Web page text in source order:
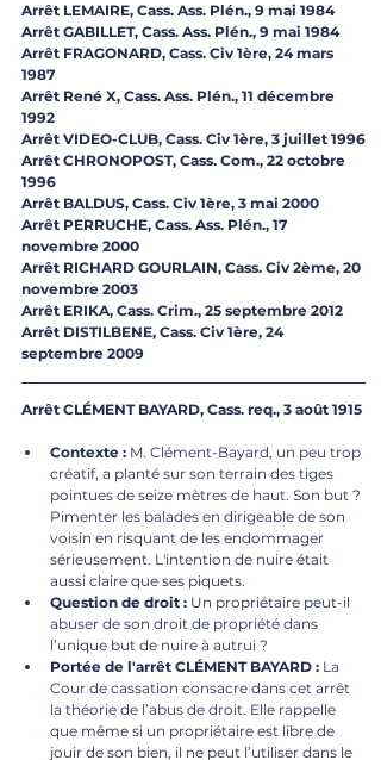
Arrêt LEMAIRE, Cass. Ass. Plén., 9 mai 1984
Arrêt GABILLET, Cass. Ass. Plén., 9 mai 1984
Arrêt FRAGONARD, Cass. Civ 1ère, 24 mars
1987
Arrêt René X, Cass. Ass. Plén., 11 décembre
1992
Arrêt VIDEO-CLUB, Cass. Civ 1ère, 3 juillet 1996
Arrêt CHRONOPOST, Cass. Com., 22 octobre
1996
Arrêt BALDUS, Cass. Civ 1ère, 3 mai 2000
Arrêt PERRUCHE, Cass. Ass. Plén., 17
novembre 2000
Arrêt RICHARD GOURLAIN, Cass. Civ 2ème, 20
novembre 2003
Arrêt ERIKA, Cass. Crim., 25 septembre 2012
Arrêt DISTILBENE, Cass. Civ 1ère, 24
septembre 2009
Arrêt CLÉMENT BAYARD, Cass. req., 3 août 1915
Contexte : M. Clément-Bayard, un peu trop
créatif, a planté sur son terrain des tiges
pointues de seize mètres de haut. Son but ?
Pimenter les balades en dirigeable de son
voisin en risquant de les endommager
sérieusement. L'intention de nuire était
aussi claire que ses piquets.
Question de droit : Un propriétaire peut-il
abuser de son droit de propriété dans
l’unique but de nuire à autrui ?
Portée de l'arrêt CLÉMENT BAYARD : La
Cour de cassation consacre dans cet arrêt
la théorie de l’abus de droit. Elle rappelle
que même si un propriétaire est libre de
jouir de son bien, il ne peut l’utiliser dans le